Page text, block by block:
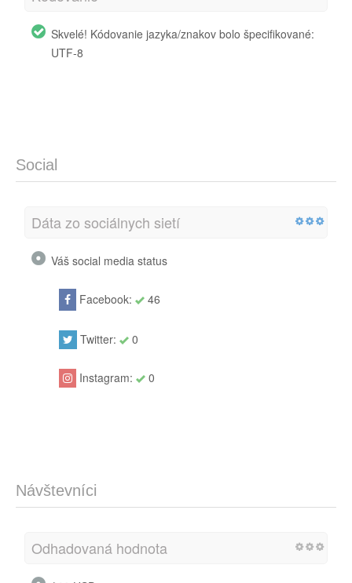
Skvelé! Kódovanie jazyka/znakov bolo špecifikované:
UTF-8
Social
Dáta zo sociálnych sietí
Váš social media status
Facebook: 46
Twitter: 0
Instagram: 0
Návštevníci
Odhadovaná hodnota